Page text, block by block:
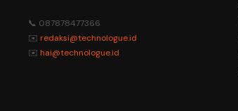
📞 087878477366
✉️ redaksi@technologue.id
✉️ hai@technologue.id